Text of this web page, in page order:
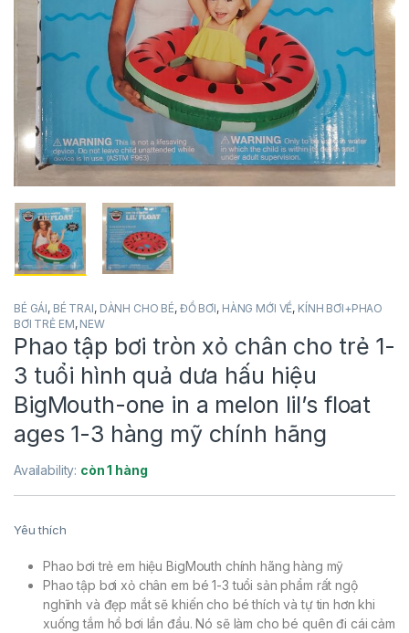
BÉ GÁI, BÉ TRAI, DÀNH CHO BÉ, ĐỒ BƠI, HÀNG MỚI VỀ, KÍNH BƠI+PHAO
BƠI TRẺ EM, NEW
Phao tập bơi tròn xỏ chân cho trẻ 1-
3 tuổi hình quả dưa hấu hiệu
BigMouth-one in a melon lil’s float
ages 1-3 hàng mỹ chính hãng
Availability: còn 1 hàng
Yêu thích
Phao bơi trẻ em hiệu BigMouth chính hãng hàng mỹ
Phao tập bơi xỏ chân em bé 1-3 tuổi sản phẩm rất ngộ
nghĩnh và đẹp mắt sẽ khiến cho bé thích và tự tin hơn khi
xuống tắm hồ bơi lần đầu. Nó sẽ làm cho bé quên đi cái cảm